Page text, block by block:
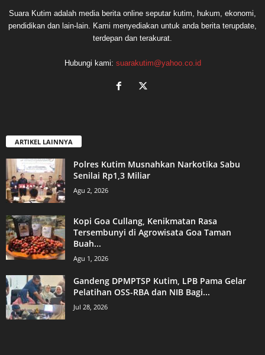
Suara Kutim adalah media berita online seputar kutim, hukum, ekonomi,
pendidikan dan lain-lain. Kami menyediakan untuk anda berita terupdate,
terdepan dan terakurat.
Hubungi kami: suarakutim@yahoo.co.id
ARTIKEL LAINNYA
Polres Kutim Musnahkan Narkotika Sabu
Senilai Rp1,3 Miliar
Agu 2, 2026
Kopi Goa Cullang, Kenikmatan Rasa
Tersembunyi di Agrowisata Goa Taman
Buah...
Agu 1, 2026
Gandeng DPMPTSP Kutim, LPB Pama Gelar
Pelatihan OSS-RBA dan NIB Bagi...
Jul 28, 2026